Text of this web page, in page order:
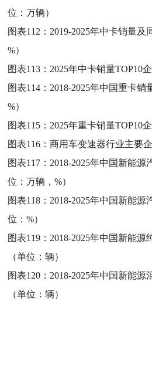
位：万辆）
图表112： 2019-2025年中卡销量及
%）
图表113： 2025年中卡销量TOP10
图表114： 2018-2025年中国重卡销
%）
图表115： 2025年重卡销量TOP10
图表116：商用车变速器行业主要
图表117： 2018-2025年中国新能
位：万辆，%）
图表118： 2018-2025年中国新能
位：%）
图表119： 2018-2025年中国新能源
（单位：辆）
图表120： 2018-2025年中国新能源
（单位：辆）